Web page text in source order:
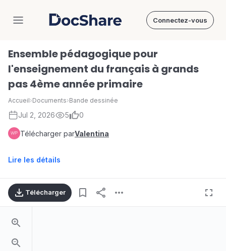
DocShare Connectez-vous
Ensemble pédagogique pour
l'enseignement du français à grands
pas 4ème année primaire
Accueil›Documents›Bande dessinée
Jul 2, 2026 5 0
Télécharger parValentina
Lire les détails
Télécharger